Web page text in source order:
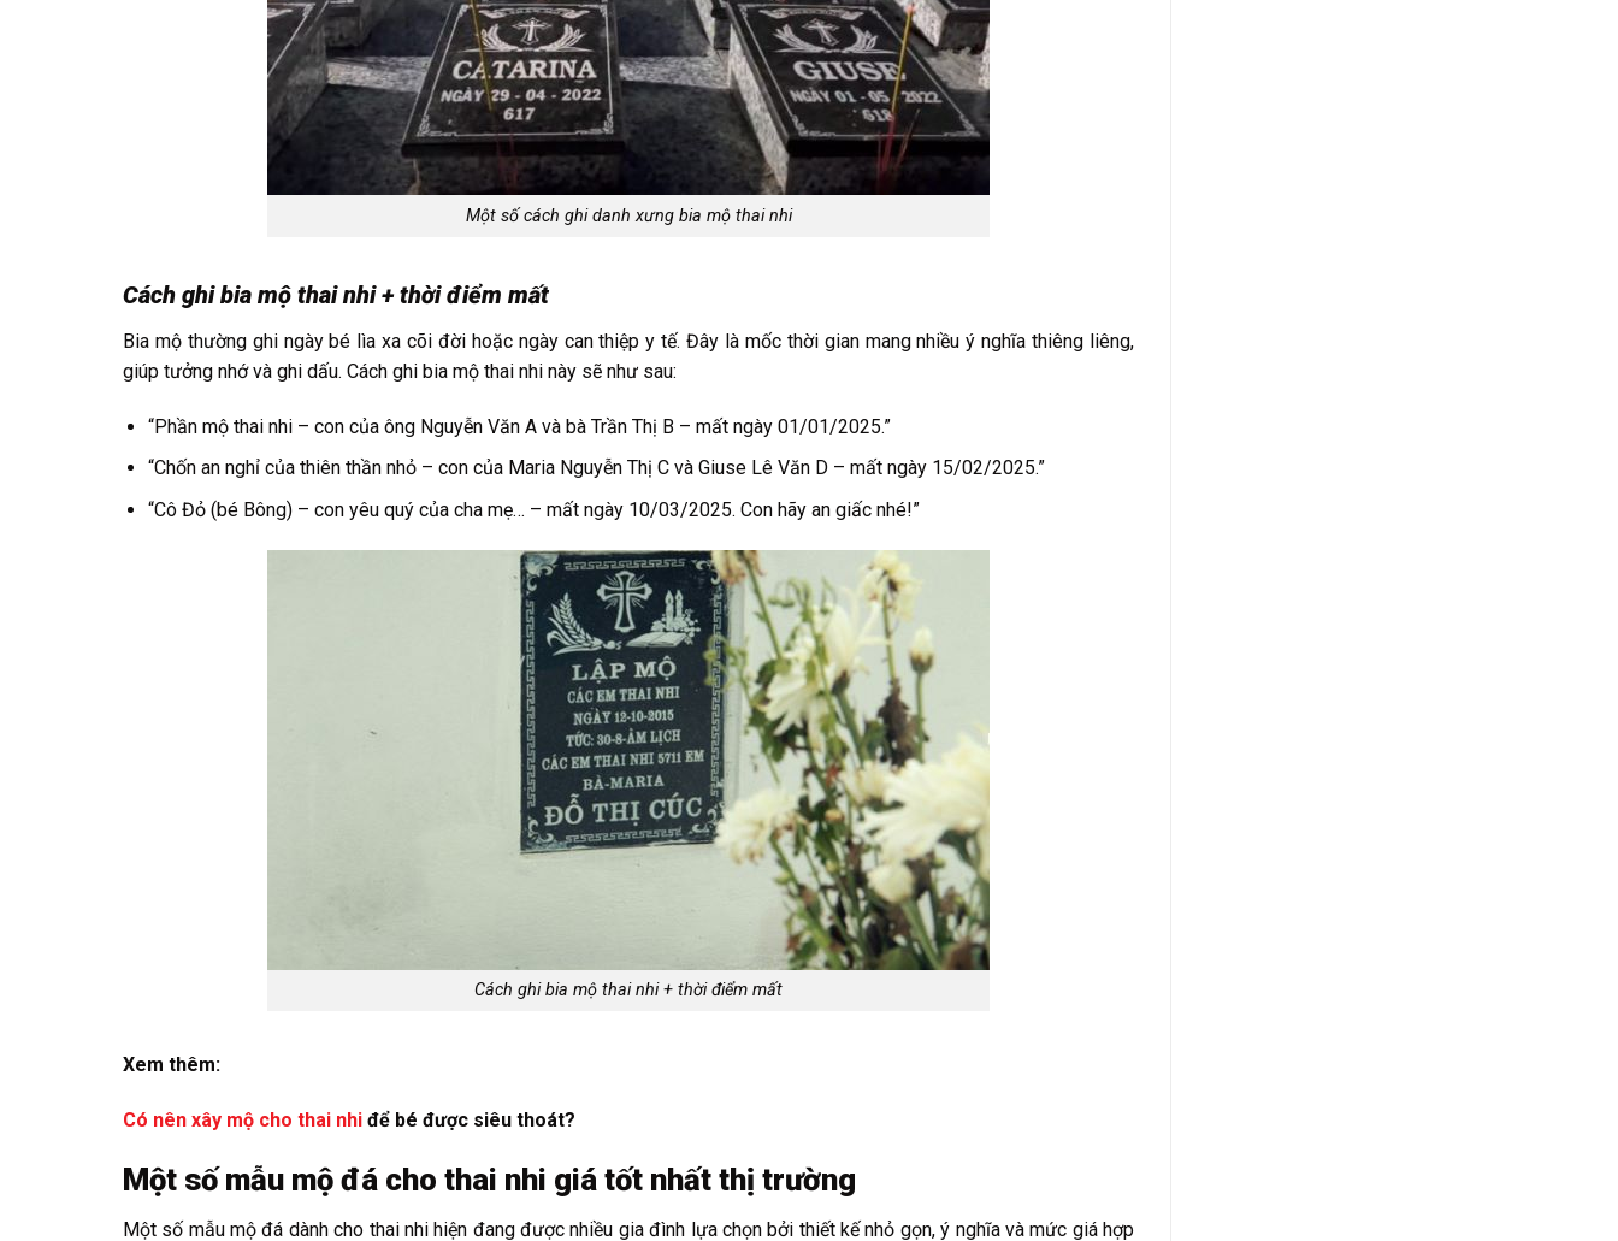
Một số cách ghi danh xưng bia mộ thai nhi
Cách ghi bia mộ thai nhi + thời điểm mất
Bia mộ thường ghi ngày bé lìa xa cõi đời hoặc ngày can thiệp y tế. Đây là mốc thời gian mang nhiều ý nghĩa thiêng liêng,
giúp tưởng nhớ và ghi dấu. Cách ghi bia mộ thai nhi này sẽ như sau:
“Phần mộ thai nhi – con của ông Nguyễn Văn A và bà Trần Thị B – mất ngày 01/01/2025.”
“Chốn an nghỉ của thiên thần nhỏ – con của Maria Nguyễn Thị C và Giuse Lê Văn D – mất ngày 15/02/2025.”
“Cô Đỏ (bé Bông) – con yêu quý của cha mẹ… – mất ngày 10/03/2025. Con hãy an giấc nhé!”
Cách ghi bia mộ thai nhi + thời điểm mất
Xem thêm:
Có nên xây mộ cho thai nhi để bé được siêu thoát?
Một số mẫu mộ đá cho thai nhi giá tốt nhất thị trường
Một số mẫu mộ đá dành cho thai nhi hiện đang được nhiều gia đình lựa chọn bởi thiết kế nhỏ gọn, ý nghĩa và mức giá hợp